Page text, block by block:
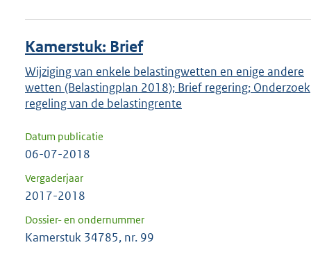
Kamerstuk: Brief
Wijziging van enkele belastingwetten en enige andere
wetten (Belastingplan 2018); Brief regering; Onderzoek
regeling van de belastingrente
Datum publicatie
06-07-2018
Vergaderjaar
2017-2018
Dossier- en ondernummer
Kamerstuk 34785, nr. 99